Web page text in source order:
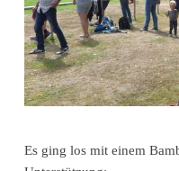
Es ging los mit einem